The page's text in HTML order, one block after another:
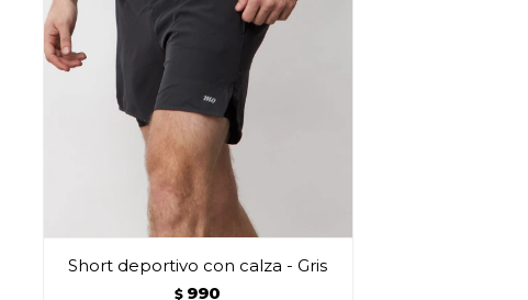
Short deportivo con calza - Gris
$ 990